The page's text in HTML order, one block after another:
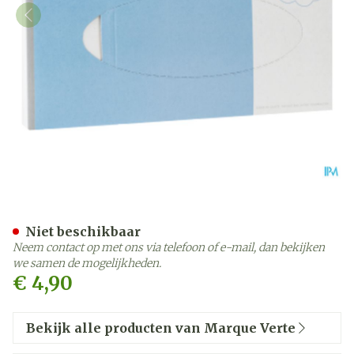
€ 4,90
Niet beschikbaar
Neem contact op met ons via telefoon of e-mail, dan bekijken
we samen de mogelijkheden.
Bekijk alle producten van Marque Verte